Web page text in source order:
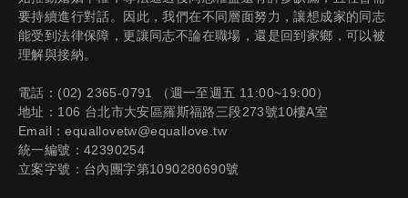
要持續進行對話。因此，我們在不同層面努力，讓想成家的同志
能受到法律保障，更讓同志不論在職場，還是回到家鄉，可以被
理解與接納。
電話：(02) 2365-0791 （週一至週五 11:00~19:00）
地址：106 台北市大安區羅斯福路三段273號10樓A室
Email：equallovetw@equallove.tw
統一編號：42390254
立案字號：台內團字第1090280690號